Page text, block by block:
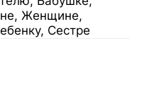
Женщине,
Сестре